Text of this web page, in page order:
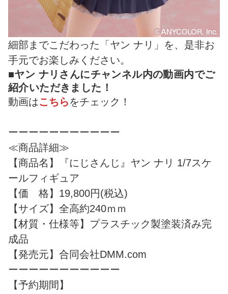
細部までこだわった「ヤン ナリ」を、是非お
手元でお楽しみください。
■ヤン ナリさんにチャンネル内の動画内でご
紹介いただきました！
動画はこちらをチェック！
ーーーーーーーーーーー
≪商品詳細≫
【商品名】『にじさんじ』ヤン ナリ 1/7スケ
ールフィギュア
【価 格】19,800円(税込)
【サイズ】全高約240ｍｍ
【材質・仕様等】プラスチック製塗装済み完
成品
【発売元】合同会社DMM.com
ーーーーーーーーーーー
【予約期間】